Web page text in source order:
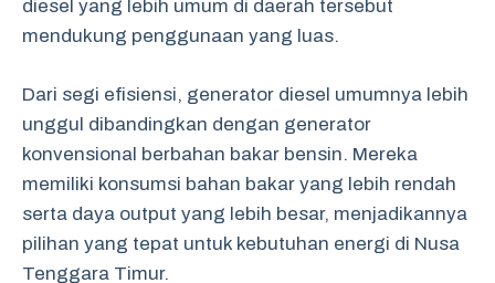
diesel yang lebih umum di daerah tersebut
mendukung penggunaan yang luas.
Dari segi efisiensi, generator diesel umumnya lebih
unggul dibandingkan dengan generator
konvensional berbahan bakar bensin. Mereka
memiliki konsumsi bahan bakar yang lebih rendah
serta daya output yang lebih besar, menjadikannya
pilihan yang tepat untuk kebutuhan energi di Nusa
Tenggara Timur.